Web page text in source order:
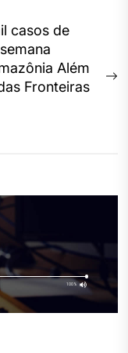
casos de
Além
Fronteiras